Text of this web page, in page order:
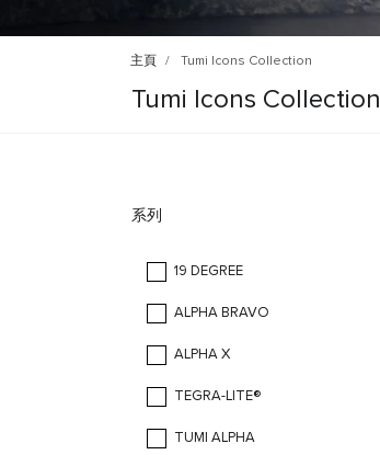
主頁 Tumi Icons Collection
Tumi Icons Collection
系列
19 DEGREE
ALPHA BRAVO
ALPHA X
TEGRA-LITE®
TUMI ALPHA